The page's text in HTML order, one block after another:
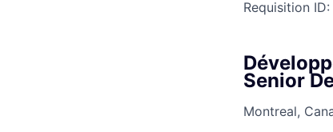
Requisition ID:
Senior
Montreal,